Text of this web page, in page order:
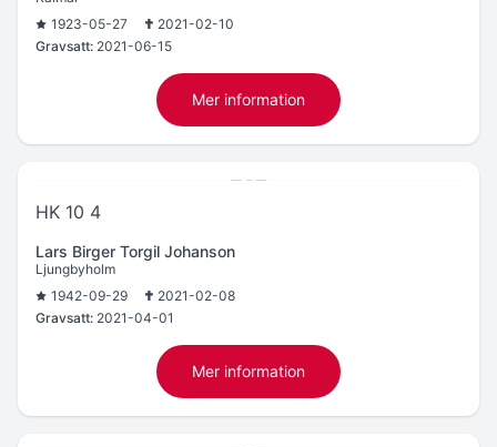
1923-05-27
2021-02-10
Gravsatt: 2021-06-15
Mer information
HK 10 4
Lars Birger Torgil Johanson
Ljungbyholm
1942-09-29
2021-02-08
Gravsatt: 2021-04-01
Mer information